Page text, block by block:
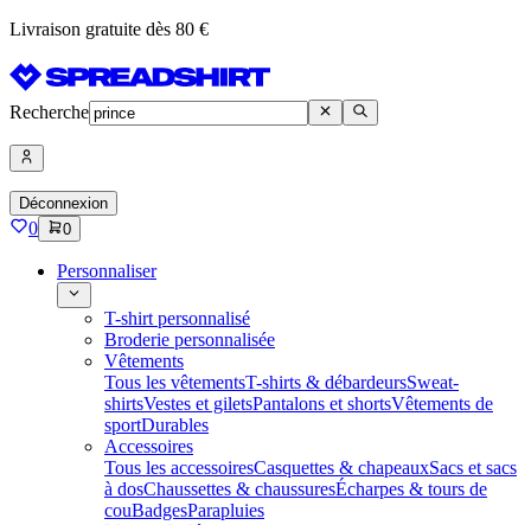
Livraison gratuite dès 80 €
Recherche
Déconnexion
0 0
Personnaliser
T-shirt personnalisé
Broderie personnalisée
Vêtements
Tous les vêtementsT-shirts & débardeursSweat-
shirtsVestes et giletsPantalons et shortsVêtements de
sportDurables
Accessoires
Tous les accessoiresCasquettes & chapeauxSacs et sacs
à dosChaussettes & chaussuresÉcharpes & tours de
couBadgesParapluies